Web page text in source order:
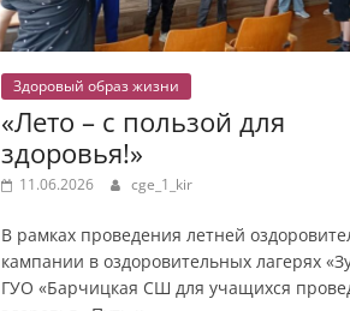
Здоровый образ жизни
«Лето – с пользой для
здоровья!»
11.06.2026 cge_1_kir
В рамках проведения летней
кампании в оздоровительных лагерях
ГУО «Барчицкая СШ для учащихся